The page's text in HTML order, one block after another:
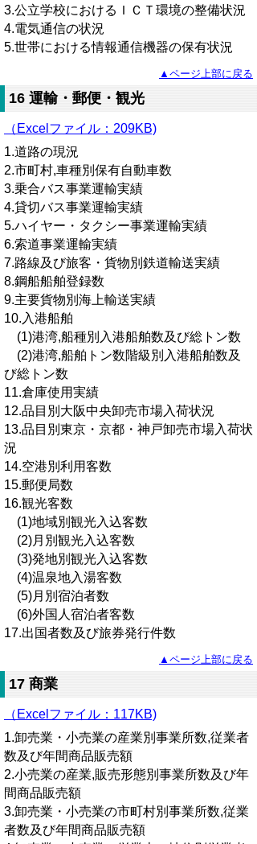
3.公立学校におけるＩＣＴ環境の整備状況
4.電気通信の状況
5.世帯における情報通信機器の保有状況
▲ページ上部に戻る
16 運輸・郵便・観光
（Excelファイル：209KB)
1.道路の現況
2.市町村,車種別保有自動車数
3.乗合バス事業運輸実績
4.貸切バス事業運輸実績
5.ハイヤー・タクシー事業運輸実績
6.索道事業運輸実績
7.路線及び旅客・貨物別鉄道輸送実績
8.鋼船船舶登録数
9.主要貨物別海上輸送実績
10.入港船舶
(1)港湾,船種別入港船舶数及び総トン数
(2)港湾,船舶トン数階級別入港船舶数及
び総トン数
11.倉庫使用実績
12.品目別大阪中央卸売市場入荷状況
13.品目別東京・京都・神戸卸売市場入荷状
況
14.空港別利用客数
15.郵便局数
16.観光客数
(1)地域別観光入込客数
(2)月別観光入込客数
(3)発地別観光入込客数
(4)温泉地入湯客数
(5)月別宿泊者数
(6)外国人宿泊者客数
17.出国者数及び旅券発行件数
▲ページ上部に戻る
17 商業
（Excelファイル ： 117KB)
1.卸売業・小売業の産業別事業所数,従業者
数及び年間商品販売額
2.小売業の産業,販売形態別事業所数及び年
間商品販売額
3.卸売業・小売業の市町村別事業所数,従業
者数及び年間商品販売額